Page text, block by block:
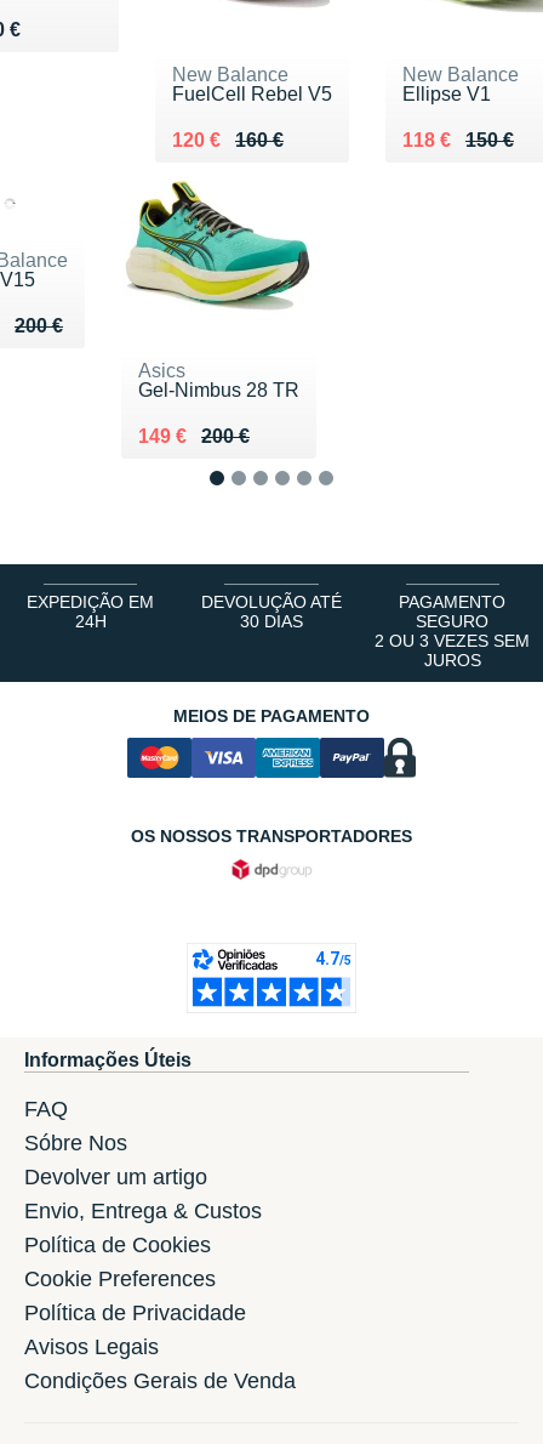
€ 130 €
New Balance
FuelCell Rebel V5
160 €
Au lieu de 160 €
120 €
Vendu 120 €
New Balance
Ellipse V1
150 €
Au lieu de 150
118 €
Vendu 118 €
200 €
de 200 €
137 €
Asics
Gel-Nimbus 28 TR
200 €
Au lieu de 200 €
149 €
Vendu 149 €
EXPEDIÇÃO EM
24H
DEVOLUÇÃO ATÉ
30 DIAS
PAGAMENTO
SEGURO
2 OU 3 VEZES SEM
JUROS
MEIOS DE PAGAMENTO
OS NOSSOS TRANSPORTADORES
Informações Úteis
FAQ
Sóbre Nos
Devolver um artigo
Envio, Entrega & Custos
Política de Cookies
Cookie Preferences
Política de Privacidade
Avisos Legais
Condições Gerais de Venda